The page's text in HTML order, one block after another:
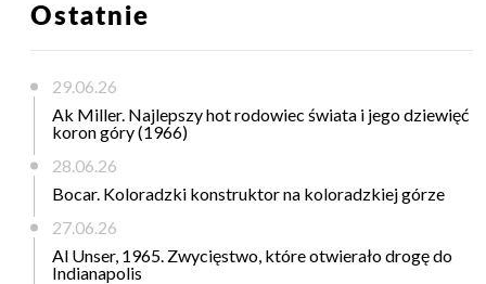
Ostatnie
29.06.26
Ak Miller. Najlepszy hot rodowiec świata i jego dziewięć
koron góry (1966)
28.06.26
Bocar. Koloradzki konstruktor na koloradzkiej górze
27.06.26
Al Unser, 1965. Zwycięstwo, które otwierało drogę do
Indianapolis